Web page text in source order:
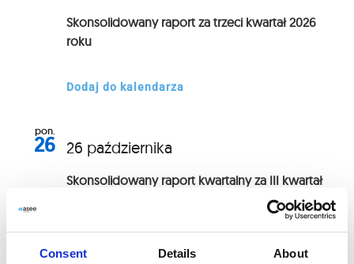
Consent Details About
Skonsolidowany raport za trzeci kwartał 2026
roku
Dodaj do kalendarza
pon.
26
Skonsolidowany raport kwartalny za III kwartał
26 października